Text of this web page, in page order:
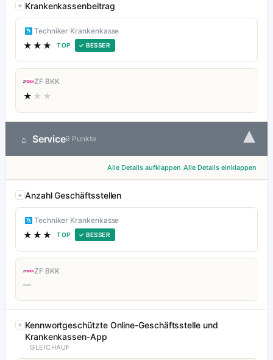
Krankenkassenbeitrag
Techniker Krankenkasse
★★★ TOP ✓ BESSER
ZF BKK
★ ★★
⌂ Service9 Punkte ▾
Alle Details aufklappen Alle Details einklappen
Anzahl Geschäftsstellen
Techniker Krankenkasse
★★★ TOP ✓ BESSER
ZF BKK
—
Kennwortgeschützte Online-Geschäftsstelle und
Krankenkassen-App
GLEICHAUF